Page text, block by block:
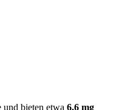
bieten etwa 6,6 mg